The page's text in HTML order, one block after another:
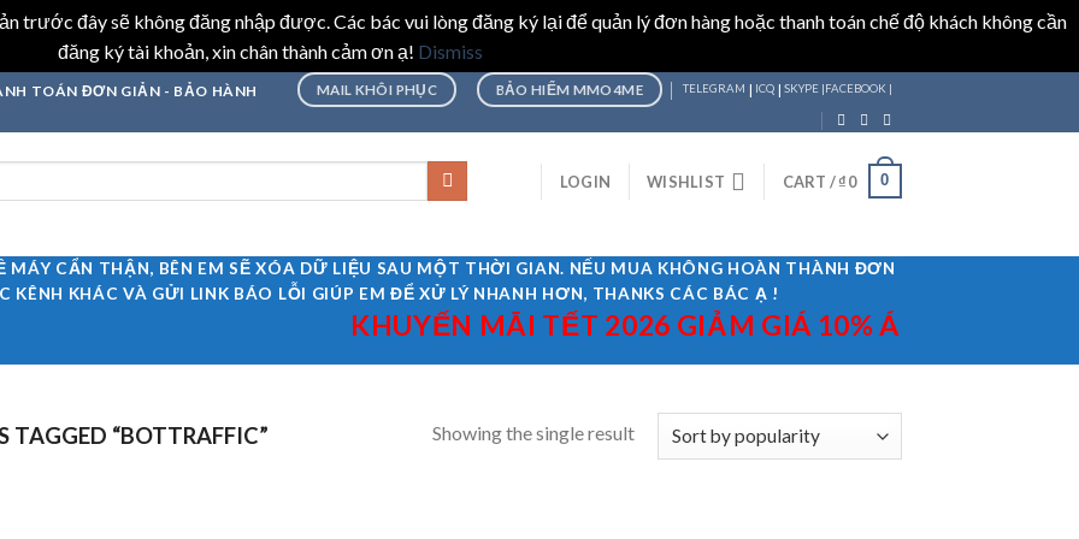
trước đây sẽ không đăng nhập được. Các bác vui lòng đăng ký lại để quản lý đơn hàng hoặc thanh toán chế độ khách không cần
đăng ký tài khoản, xin chân thành cảm ơn ạ! Dismiss
TOÁN ĐƠN GIẢN - BẢO HÀNH
MAIL KHÔI PHỤC BẢO HIỂM MMO4ME TELEGRAM | ICQ| SKYPE |FACEBOOK |
LOGIN WISHLIST CART /₫0 0
MÁY CẨN THẬN, BÊN EM SẼ XÓA DỮ LIỆU SAU MỘT THỜI GIAN. NẾU MUA KHÔNG HOÀN THÀNH ĐƠN
KÊNH KHÁC VÀ GỬI LINK BÁO LỖI GIÚP EM ĐỂ XỬ LÝ NHANH HƠN, THANKS CÁC BÁC Ạ !
KHUYẾN MÃI TẾT 2026 GIẢM GIÁ 10% ÁP DỤNG MÃ
TAGGED “BOTTRAFFIC” Showing the single result